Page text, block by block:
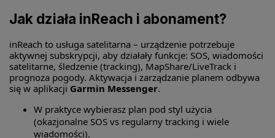
Jak działa inReach i abonament?
inReach to usługa satelitarna – urządzenie potrzebuje
aktywnej subskrypcji, aby działały funkcje: SOS, wiadomości
satelitarne, śledzenie (tracking), MapShare/LiveTrack i
prognoza pogody. Aktywacja i zarządzanie planem odbywa
się w aplikacji Garmin Messenger.
W praktyce wybierasz plan pod styl użycia
(okazjonalne SOS vs regularny tracking i wiele
wiadomości).